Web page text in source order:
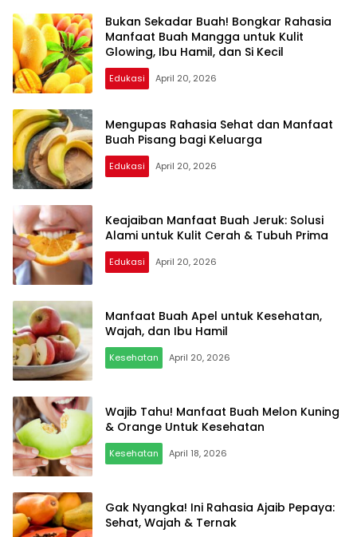
Bukan Sekadar Buah! Bongkar Rahasia
Manfaat Buah Mangga untuk Kulit
Glowing, Ibu Hamil, dan Si Kecil
Edukasi April 20, 2026
Mengupas Rahasia Sehat dan Manfaat
Buah Pisang bagi Keluarga
Edukasi April 20, 2026
Keajaiban Manfaat Buah Jeruk: Solusi
Alami untuk Kulit Cerah & Tubuh Prima
Edukasi April 20, 2026
Manfaat Buah Apel untuk Kesehatan,
Wajah, dan Ibu Hamil
Kesehatan April 20, 2026
Wajib Tahu! Manfaat Buah Melon Kuning
& Orange Untuk Kesehatan
Kesehatan April 18, 2026
Gak Nyangka! Ini Rahasia Ajaib Pepaya:
Sehat, Wajah & Ternak